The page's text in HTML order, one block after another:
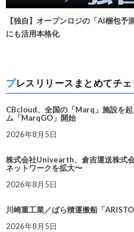
【独自】オープンロジの「AI梱包
にも活用本格化
プレスリリースまとめてチ
CBcloud、全国の「Marq」施設を
ム「MarqGO」開始
2026年8月5日
株式会社Univearth、倉吉運送株式
ネットワークを拡大〜
2026年8月5日
川崎重工業／ばら積運搬船「
2026年8月5日